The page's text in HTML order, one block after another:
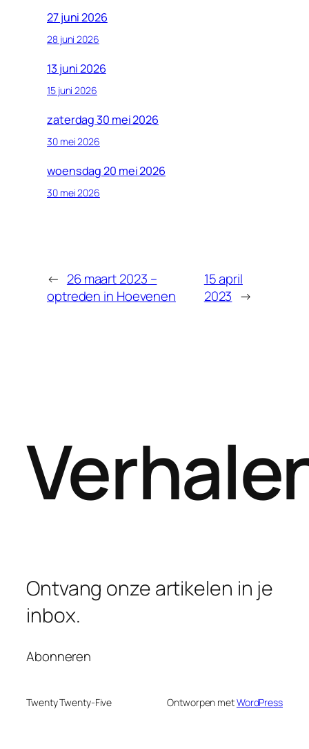
27 juni 2026
28 juni 2026
13 juni 2026
15 juni 2026
zaterdag 30 mei 2026
30 mei 2026
woensdag 20 mei 2026
30 mei 2026
← 26 maart 2023 –
optreden in Hoevenen
15 april
2023 →
Ontvang onze artikelen in je
inbox.
Abonneren
Twenty Twenty-Five Ontworpen metWordPress